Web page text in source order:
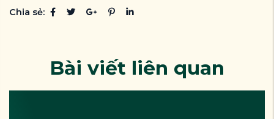
Chia sẻ:
Bài viết liên quan